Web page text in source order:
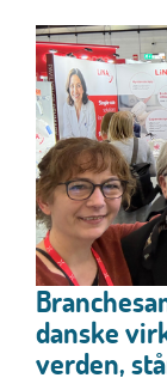
danske
verden,